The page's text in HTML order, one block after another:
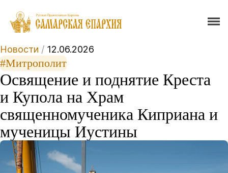
Новости / 12.06.2026
#Митрополит
Освящение и поднятие Креста
и Купола на Храм
священномученика Киприана и
мученицы Иустины